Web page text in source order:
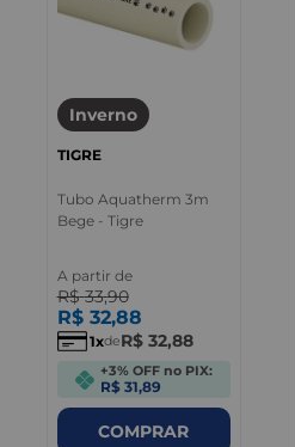
Inverno
TIGRE
Tubo Aquatherm 3m
Bege - Tigre
A partir de
R$ 33,90
R$ 32,88
1 deR$ 32,88
+3% OFF no PIX:
R$ 31,89
COMPRAR